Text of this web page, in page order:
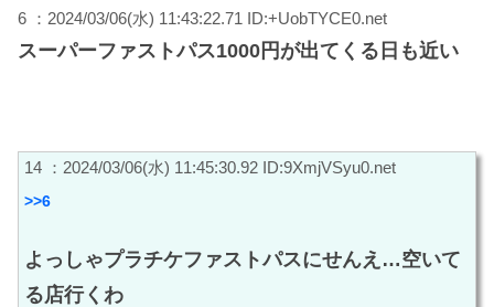
6 ：2024/03/06(水) 11:43:22.71 ID:+UobTYCE0.net
スーパーファストパス1000円が出てくる日も近い
14 ：2024/03/06(水) 11:45:30.92 ID:9XmjVSyu0.net
>>6
よっしゃプラチケファストパスにせんえ…空いて
る店行くわ